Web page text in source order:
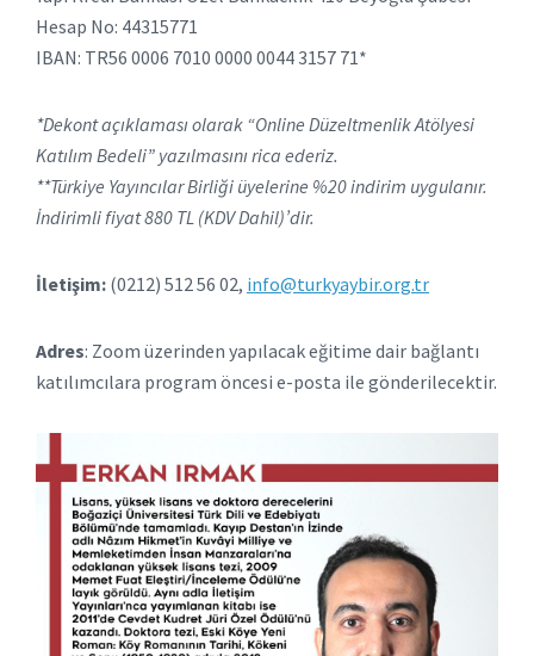
Hesap No: 44315771
IBAN: TR56 0006 7010 0000 0044 3157 71*
*Dekont açıklaması olarak “Online Düzeltmenlik Atölyesi
Katılım Bedeli” yazılmasını rica ederiz.
**Türkiye Yayıncılar Birliği üyelerine %20 indirim uygulanır.
İndirimli fiyat 880 TL (KDV Dahil)’dir.
İletişim: (0212) 512 56 02, info@turkyaybir.org.tr
Adres: Zoom üzerinden yapılacak eğitime dair bağlantı
katılımcılara program öncesi e-posta ile gönderilecektir.